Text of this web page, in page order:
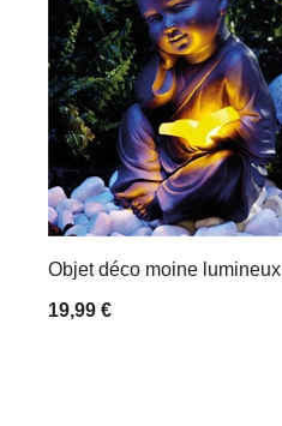
Objet déco moine lumineux
19,99 €